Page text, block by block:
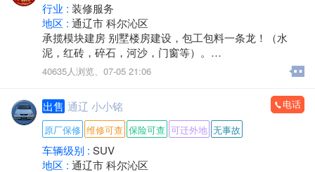
3，装卸工，工资天工三百，也可计件，计件工资多劳多
得，能吃苦耐劳的一天平均五百左右，看个人能力。
公司直招，常年有活，短期不要，最少工作一个月，不
满一个月扣三天工资，
月结:9000（每月四天公休）
工作时间:8:00~8:00
（中午休息2小时）长白班
行业 : 装修服务
地区 : 通辽市 科尔沁区
承揽模块建房 别墅楼房建设，包工包料一条龙！（水
泥，红砖，碎石，河沙，门窗等）。
如有需要致电：*****8111（微信）
40635人浏览、 07-05 21:06
出售 通辽 小小铭
电话
原厂保修 维修可查 保险可查 可迁外地 无事故
车辆级别 : SUV
地区 : 通辽市 科尔沁区